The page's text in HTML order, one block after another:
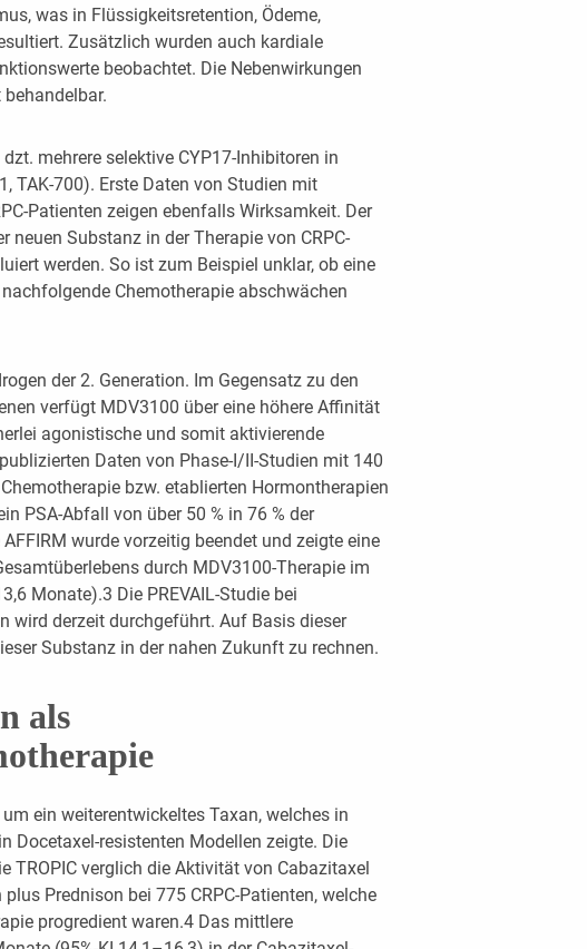
was in Flüssigkeitsretention, Ödeme,
Zusätzlich wurden auch kardiale
beobachtet. Die Nebenwirkungen
mehrere selektive CYP17-Inhibitoren in
TAK-700). Erste Daten von Studien mit
Patienten zeigen ebenfalls Wirksamkeit. Der
Substanz in der Therapie von CRPC-
werden. So ist zum Beispiel unklar, ob eine
Chemotherapie abschwächen
der 2. Generation. Im Gegensatz zu den
verfügt MDV3100 über eine höhere Affinität
agonistische und somit aktivierende
Daten von Phase-I/II-Studien mit 140
bzw. etablierten Hormontherapien
PSA-Abfall von über 50 % in 76 % der
wurde vorzeitig beendet und zeigte eine
durch MDV3100-Therapie im
Monate).3 Die PREVAIL-Studie bei
wird derzeit durchgeführt. Auf Basis dieser
Substanz in der nahen Zukunft zu rechnen.
als
ein weiterentwickeltes Taxan, welches in
Docetaxel-resistenten Modellen zeigte. Die
TROPIC verglich die Aktivität von Cabazitaxel
Prednison bei 775 CRPC-Patienten, welche
progredient waren.4 Das mittlere